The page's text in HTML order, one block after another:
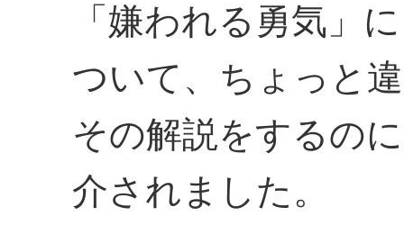
「嫌われる勇気」
ついて、ちょっと
その解説をするの
介されました。